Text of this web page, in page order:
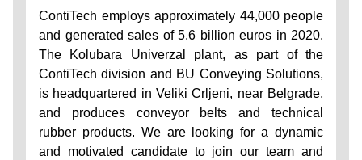
ContiTech employs approximately 44,000 people
and generated sales of 5.6 billion euros in 2020.
The Kolubara Univerzal plant, as part of the
ContiTech division and BU Conveying Solutions,
is headquartered in Veliki Crljeni, near Belgrade,
and produces conveyor belts and technical
rubber products. We are looking for a dynamic
and motivated candidate to join our team and